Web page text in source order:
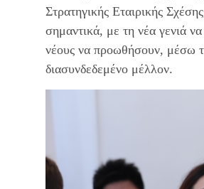
Στρατηγικής Εταιρικής
σημαντικά, με τη νέα γενιά
νέους να προωθήσουν, μέσω
διασυνδεδεμένο μέλλον.